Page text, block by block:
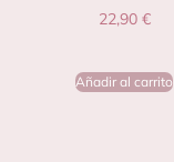
22,90 €
Añadir al carrito